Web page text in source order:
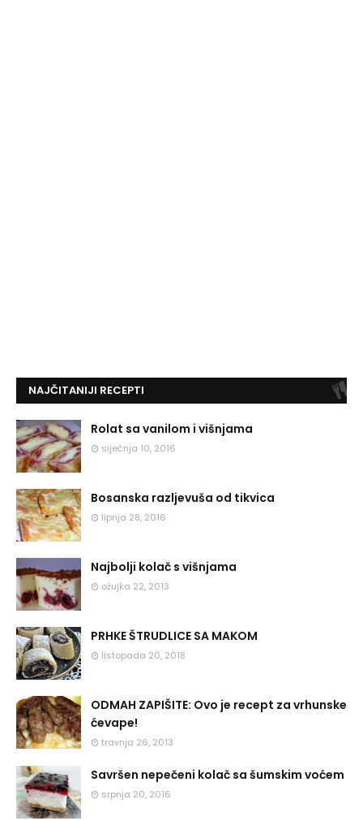
NAJČITANIJI RECEPTI
Rolat sa vanilom i višnjama
siječnja 10, 2016
Bosanska razljevuša od tikvica
lipnja 28, 2016
Najbolji kolač s višnjama
ožujka 22, 2013
PRHKE ŠTRUDLICE SA MAKOM
listopada 20, 2018
ODMAH ZAPIŠITE: Ovo je recept za vrhunske
ćevape!
travnja 26, 2013
Savršen nepečeni kolač sa šumskim voćem
srpnja 20, 2016